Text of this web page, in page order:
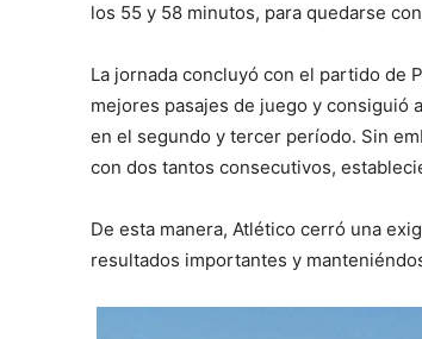
los 55 y 58 minutos, para quedarse
La jornada concluyó con el partido de
mejores pasajes de juego y consiguió
en el segundo y tercer período. Sin
con dos tantos consecutivos,
De esta manera, Atlético cerró una
resultados importantes y